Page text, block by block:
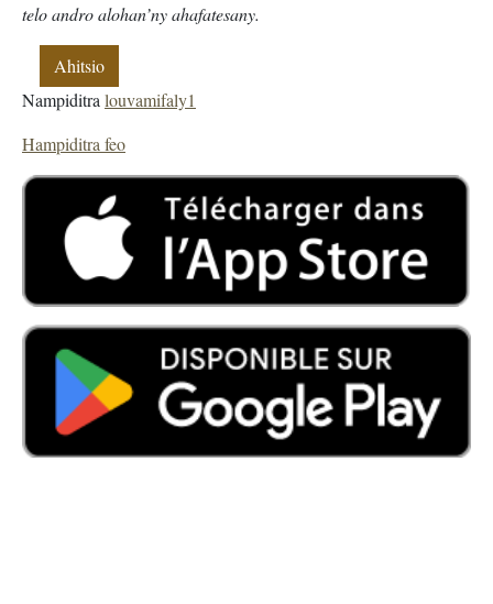
telo andro alohan’ny ahafatesany.
Ahitsio
Nampiditra louvamifaly1
Hampiditra feo